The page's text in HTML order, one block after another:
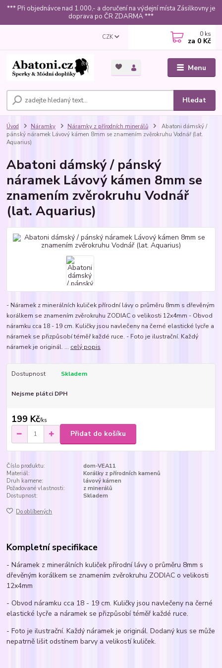
*** Při objednávce nad 1.000,- a doručení na výdejní místa Zásilkovny je
doprava po ČR ZDARMA ***
Menu
CZK
Hledat
0 ks
za 0 Kč
Úvod Náramky Náramky z přírodních minerálů
Abatoni dámský /
pánský náramek Lávový kámen 8mm se znamením zvěrokruhu Vodnář (lat.
Aquarius)
Abatoni dámský / pánský
náramek Lávový kámen 8mm se
znamením zvěrokruhu Vodnář
(lat. Aquarius)
- Náramek z minerálních kuliček přírodní lávy o průměru 8mm s dřevěným
korálkem se znamením zvěrokruhu ZODIAC o velikosti 12x4mm - Obvod
náramku cca 18 - 19 cm. Kuličky jsou navlečeny na černé elastické lycře a
náramek se přizpůsobí téměř každé ruce. - Foto je ilustrační. Každý
náramek je originál. ... celý popis
Dostupnost Skladem
Nejsme plátci DPH
199 Kč/ks
Přidat do košíku
Číslo produktu:
dom-VEA11
Materiál:
Korálky z přírodních kamenů
Druh kamene:
lávový kámen
Požadované vlastnosti:
z minerálů
Dostupnost:
Skladem
Do oblíbených
Kompletní specifikace
- Náramek z minerálních kuliček přírodní lávy o průměru 8mm s
dřevěným korálkem se znamením zvěrokruhu ZODIAC o velikosti
12x4mm
- Obvod náramku cca 18 - 19 cm. Kuličky jsou navlečeny na černé
elastické lycře a náramek se přizpůsobí téměř každé ruce.
- Foto je ilustrační. Každý náramek je originál. Dodaný kus se může
nepatrně lišit odstínem barvy a velikostí kuliček.